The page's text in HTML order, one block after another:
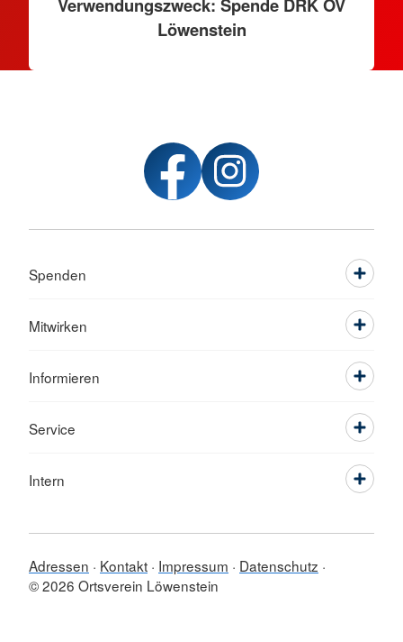
Verwendungszweck: Spende DRK OV
Löwenstein
Spenden
Mitwirken
Informieren
Service
Intern
Adressen Kontakt Impressum
Datenschutz
© 2026 Ortsverein Löwenstein